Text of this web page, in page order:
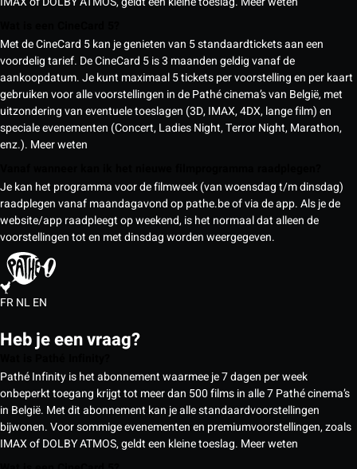
Met de CineCard 5 kan je genieten van 5 standaardtickets aan een
voordelig tarief. De CineCard 5 is 3 maanden geldig vanaf de
aankoopdatum. Je kunt maximaal 5 tickets per voorstelling en per kaart
gebruiken voor alle voorstellingen in de Pathé cinema’s van België, met
uitzondering van eventuele toeslagen (3D, IMAX, 4DX, lange film) en
speciale evenementen (Concert, Ladies Night, Terror Night, Marathon,
enz.). Meer weten
Je kan het programma voor de filmweek (van woensdag t/m dinsdag)
raadplegen vanaf maandagavond op pathe.be of via de app. Als je de
website/app raadpleegt op weekend, is het normaal dat alleen de
voorstellingen tot en met dinsdag worden weergegeven.
FRNLEN
Heb je een vraag?
Pathé Infinity is het abonnement waarmee je 7 dagen per week
onbeperkt toegang krijgt tot meer dan 500 films in alle 7 Pathé cinema’s
in België. Met dit abonnement kan je alle standaardvoorstellingen
bijwonen. Voor sommige evenementen en premiumvoorstellingen, zoals
IMAX of DOLBY ATMOS, geldt een kleine toeslag. Meer weten